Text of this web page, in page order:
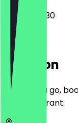
08:30 - 20:30
Location
Before you go,
the restaurant.